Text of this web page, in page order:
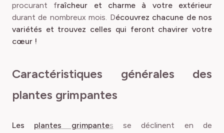
procurant fraîcheur et charme à votre extérieur
durant de nombreux mois. Découvrez chacune de nos
variétés et trouvez celles qui feront chavirer votre
cœur !
Caractéristiques générales des
plantes grimpantes
Les plantes grimpantes se déclinent en de